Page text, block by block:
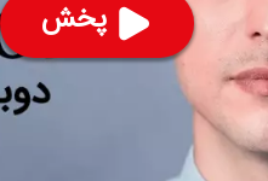
پخش